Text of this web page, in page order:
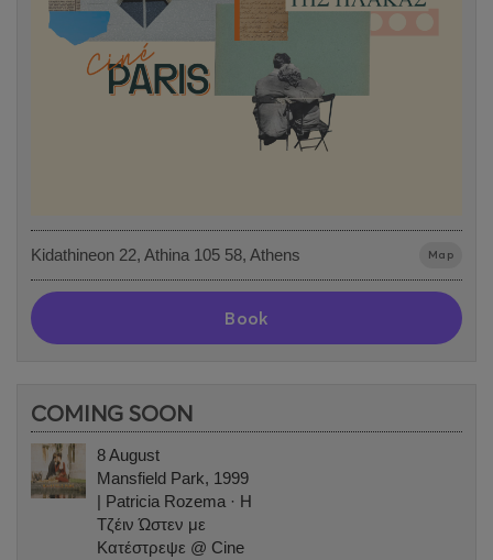
Kidathineon 22, Athina 105 58, Athens Map
Book
COMING SOON
8 August
Mansfield Park, 1999
| Patricia Rozema · Η
Τζέιν Ώστεν με
Κατέστρεψε @ Cine